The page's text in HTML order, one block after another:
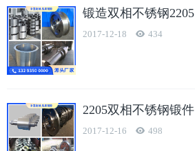
锻造双相不锈钢2205
2017-12-18 434
2205双相不锈钢锻件
2017-12-16 498